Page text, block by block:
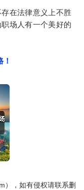
在法律意义上不胜
场人有一个美好的
），如有侵权请联系删